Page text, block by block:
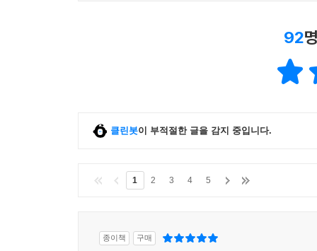
92
클린봇이 부적절한 글을 감지 중입니다.
1 2 3 4 5
종이책 구매